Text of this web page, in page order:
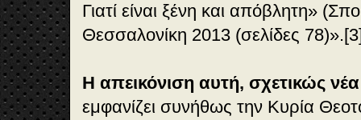
Γιατί είναι ξένη και απόβλητη»
Θεσσαλονίκη 2013 (σελίδες
Η απεικόνιση αυτή, σχετικώς
εμφανίζει συνήθως την Κυρία